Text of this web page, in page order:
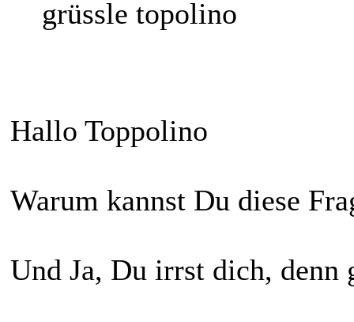
grüssle topolino
Hallo Toppolino
Warum kannst Du diese
Und Ja, Du irrst dich, denn